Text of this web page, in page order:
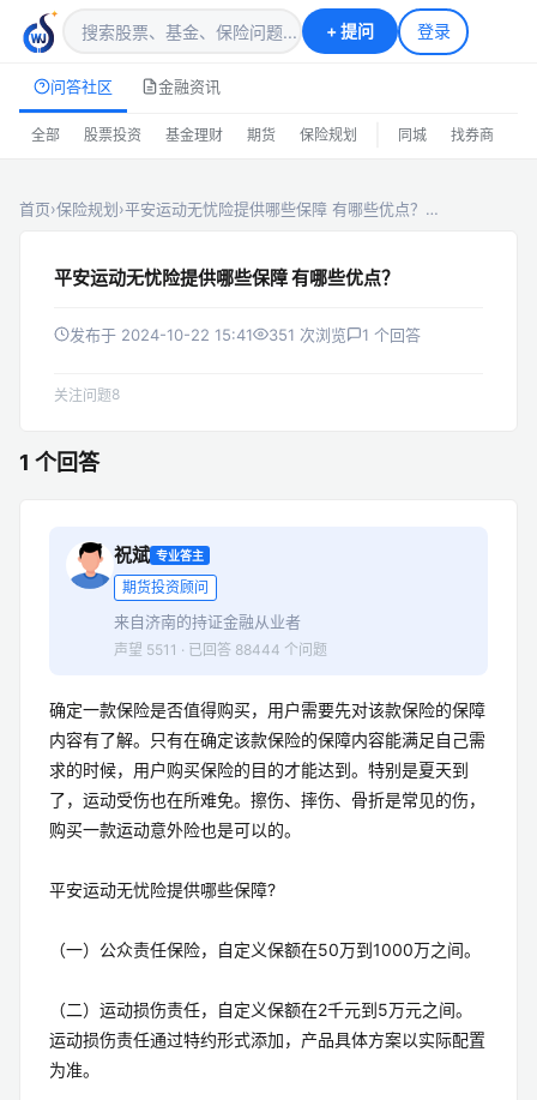
+提问 登录
问答社区 金融资讯
全部 股票投资 基金理财 期货 保险规划 同城 找券商
首页›保险规划›平安运动无忧险提供哪些保障 有哪些优点？…
平安运动无忧险提供哪些保障 有哪些优点？
发布于 2024-10-22 15:41 351 次浏览 1 个回答
关注问题8
1 个回答
祝斌 专业答主
期货投资顾问
来自济南的持证金融从业者
声望 5511 · 已回答 88444 个问题
确定一款保险是否值得购买，用户需要先对该款保险的保障
内容有了解。只有在确定该款保险的保障内容能满足自己需
求的时候，用户购买保险的目的才能达到。特别是夏天到
了，运动受伤也在所难免。擦伤、摔伤、骨折是常见的伤，
购买一款运动意外险也是可以的。
平安运动无忧险提供哪些保障?
（一）公众责任保险，自定义保额在50万到1000万之间。
（二）运动损伤责任，自定义保额在2千元到5万元之间。
运动损伤责任通过特约形式添加，产品具体方案以实际配置
为准。